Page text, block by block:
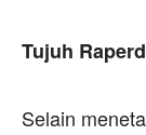
‎Tujuh
‎Selain